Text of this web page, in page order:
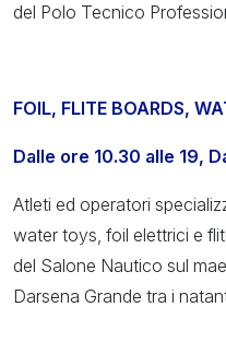
del Polo Tecnico
FOIL, FLITE BOARDS,
Dalle ore 10.30 alle 19,
Atleti ed operatori
water toys, foil elettrici e
del Salone Nautico sul
Darsena Grande tra i